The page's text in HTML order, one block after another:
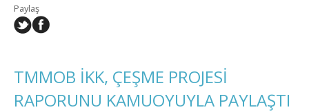
Paylaş
TMMOB İKK, ÇEŞME PROJESİ
RAPORUNU KAMUOYUYLA PAYLAŞTI